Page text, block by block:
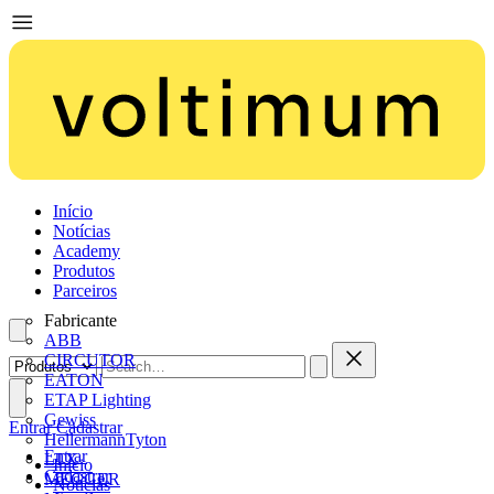
Início
Notícias
Academy
Produtos
Parceiros
Fabricante
ABB
CIRCUTOR
EATON
ETAP Lighting
Gewiss
HellermannTyton
LTX
MEGGER
Entrar
Cadastrar
Entrar Cadastrar
Início
Notícias